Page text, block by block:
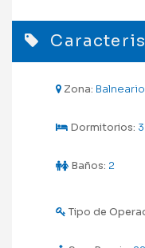
Zona:
Dormitorios: 3
Baños: 2
Tipo de